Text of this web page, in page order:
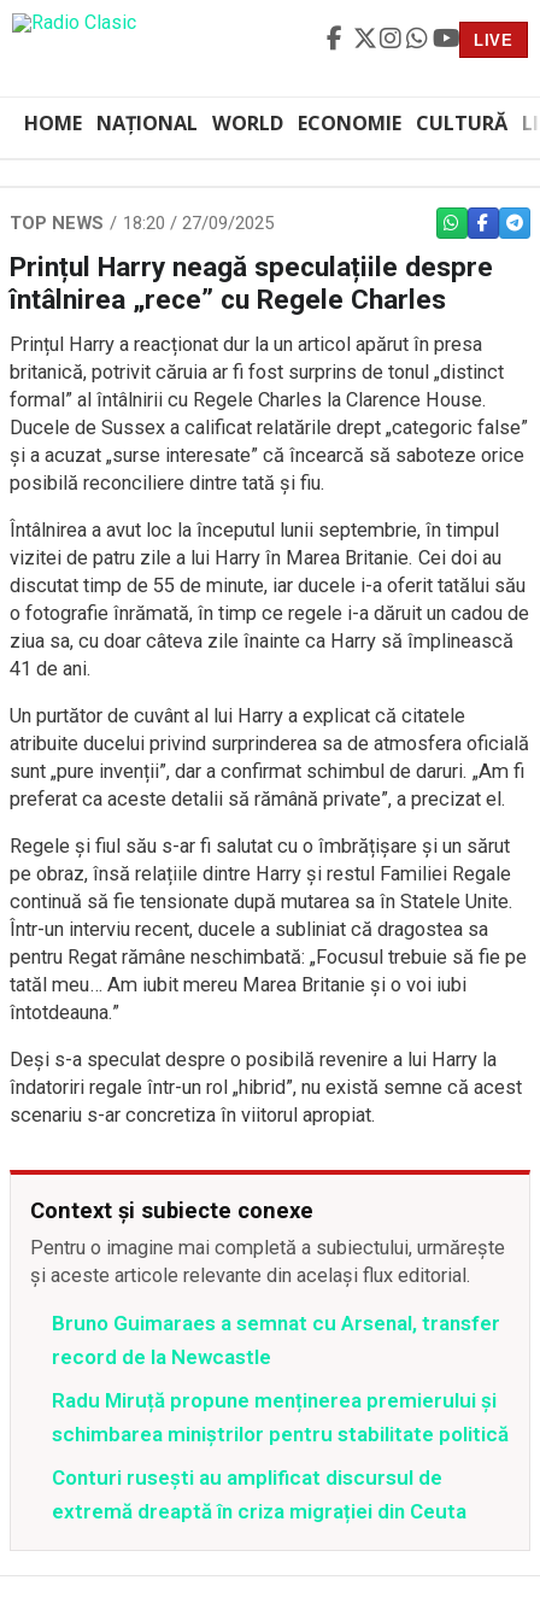
LIVE
HOME NAȚIONAL WORLD ECONOMIE CULTURĂ
TOP NEWS 18:20 / 27/09/2025 WHATSAPP
Prințul Harry neagă speculațiile despre
întâlnirea „rece” cu Regele Charles
Prințul Harry a reacționat dur la un articol apărut în presa
britanică, potrivit căruia ar fi fost surprins de tonul „distinct
formal” al întâlnirii cu Regele Charles la Clarence House.
Ducele de Sussex a calificat relatările drept „categoric false”
și a acuzat „surse interesate” că încearcă să saboteze orice
posibilă reconciliere dintre tată și fiu.
Întâlnirea a avut loc la începutul lunii septembrie, în timpul
vizitei de patru zile a lui Harry în Marea Britanie. Cei doi au
discutat timp de 55 de minute, iar ducele i-a oferit tatălui său
o fotografie înrămată, în timp ce regele i-a dăruit un cadou de
ziua sa, cu doar câteva zile înainte ca Harry să împlinească
41 de ani.
Un purtător de cuvânt al lui Harry a explicat că citatele
atribuite ducelui privind surprinderea sa de atmosfera oficială
sunt „pure invenții”, dar a confirmat schimbul de daruri. „Am fi
preferat ca aceste detalii să rămână private”, a precizat el.
Regele și fiul său s-ar fi salutat cu o îmbrățișare și un sărut
pe obraz, însă relațiile dintre Harry și restul Familiei Regale
continuă să fie tensionate după mutarea sa în Statele Unite.
Într-un interviu recent, ducele a subliniat că dragostea sa
pentru Regat rămâne neschimbată: „Focusul trebuie să fie pe
tatăl meu… Am iubit mereu Marea Britanie și o voi iubi
întotdeauna.”
Deși s-a speculat despre o posibilă revenire a lui Harry la
îndatoriri regale într-un rol „hibrid”, nu există semne că acest
scenariu s-ar concretiza în viitorul apropiat.
Context și subiecte conexe
Pentru o imagine mai completă a subiectului, urmărește
și aceste articole relevante din același flux editorial.
Bruno Guimaraes a semnat cu Arsenal, transfer
record de la Newcastle
Radu Miruță propune menținerea premierului și
schimbarea miniștrilor pentru stabilitate politică
Conturi rusești au amplificat discursul de
extremă dreaptă în criza migrației din Ceuta